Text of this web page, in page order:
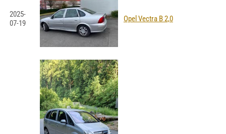
2025-
07-19
Opel Vectra B 2,0